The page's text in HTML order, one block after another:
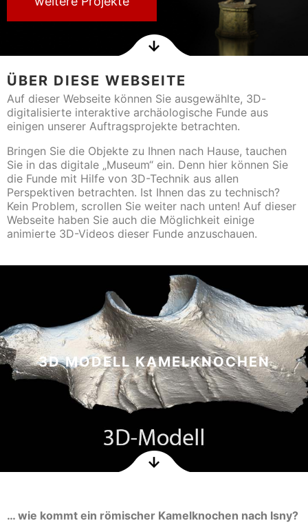
ÜBER DIESE WEBSEITE
Auf dieser Webseite können Sie ausgewählte, 3D-
digitalisierte interaktive archäologische Funde aus
einigen unserer Auftragsprojekte betrachten.
Bringen Sie die Objekte zu Ihnen nach Hause, tauchen
Sie in das digitale „Museum“ ein. Denn hier können Sie
die Funde mit Hilfe von 3D-Technik aus allen
Perspektiven betrachten. Ist Ihnen das zu technisch?
Kein Problem, scrollen Sie weiter nach unten! Auf dieser
Webseite haben Sie auch die Möglichkeit einige
animierte 3D-Videos dieser Funde anzuschauen.
3D MODELL KAMELKNOCHEN
… wie kommt ein römischer Kamelknochen nach Isny?